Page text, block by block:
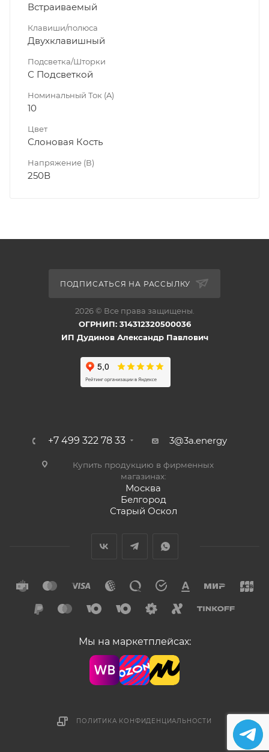
Встраиваемый
Клавиши/полюса
Двухклавишный
Подсветка/Шторки
С Подсветкой
Номинальный Ток (A)
10
Цвет
Слоновая Кость
Напряжение (В)
250В
ПОДПИСАТЬСЯ НА РАССЫЛКУ
2026 © Все права защищены.
ОГРНИП: 314312320500036
ИП Дудинов Александр Павлович
+7 499 322 78 33 3@3a.energy
Купить продукцию в фирменных
магазинах:
Москва
Белгород
Старый Оскол
Мы на маркетплейсах:
ПОЛИТИКА КОНФИДЕНЦИАЛЬНОСТИ